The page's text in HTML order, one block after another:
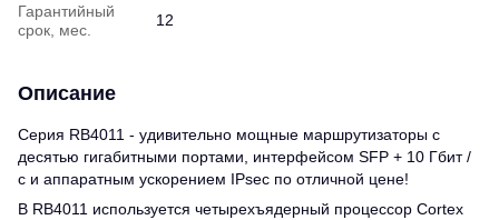
Гарантийный
срок, мес.
12
Описание
Серия RB4011 - удивительно мощные маршрутизаторы с
десятью гигабитными портами, интерфейсом SFP + 10 Гбит /
с и аппаратным ускорением IPsec по отличной цене!
В RB4011 используется четырехъядерный процессор Cortex